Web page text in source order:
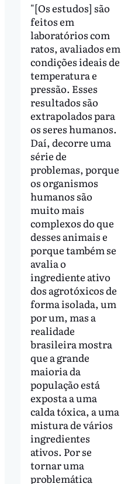
"[Os estudos] são
feitos em
laboratórios com
ratos, avaliados em
condições ideais de
temperatura e
pressão. Esses
resultados são
extrapolados para
os seres humanos.
Daí, decorre uma
série de
problemas, porque
os organismos
humanos são
muito mais
complexos do que
desses animais e
porque também se
avalia o
ingrediente ativo
dos agrotóxicos de
forma isolada, um
por um, mas a
realidade
brasileira mostra
que a grande
maioria da
população está
exposta a uma
calda tóxica, a uma
mistura de vários
ingredientes
ativos. Por se
tornar uma
problemática